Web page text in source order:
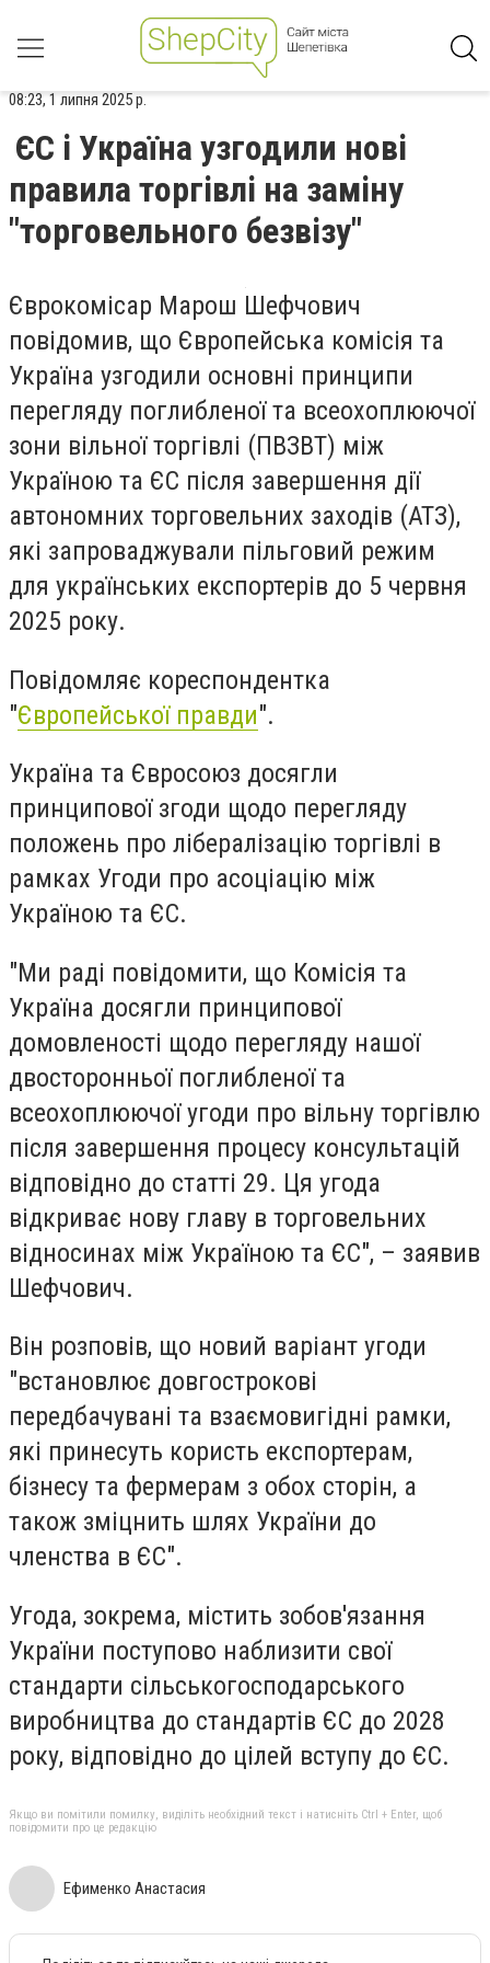
08:23, 1 липня 2025 р.
ЄС і Україна узгодили нові
правила торгівлі на заміну
"торговельного безвізу"
Єврокомісар Марош Шефчович
повідомив, що Європейська комісія та
Україна узгодили основні принципи
перегляду поглибленої та всеохоплюючої
зони вільної торгівлі (ПВЗВТ) між
Україною та ЄС після завершення дії
автономних торговельних заходів (АТЗ),
які запроваджували пільговий режим
для українських експортерів до 5 червня
2025 року.
Повідомляє кореспондентка
"Європейської правди".
Україна та Євросоюз досягли
принципової згоди щодо перегляду
положень про лібералізацію торгівлі в
рамках Угоди про асоціацію між
Україною та ЄС.
"Ми раді повідомити, що Комісія та
Україна досягли принципової
домовленості щодо перегляду нашої
двосторонньої поглибленої та
всеохоплюючої угоди про вільну торгівлю
після завершення процесу консультацій
відповідно до статті 29. Ця угода
відкриває нову главу в торговельних
відносинах між Україною та ЄС", – заявив
Шефчович.
Він розповів, що новий варіант угоди
"встановлює довгострокові
передбачувані та взаємовигідні рамки,
які принесуть користь експортерам,
бізнесу та фермерам з обох сторін, а
також зміцнить шлях України до
членства в ЄС".
Угода, зокрема, містить зобов'язання
України поступово наблизити свої
стандарти сільськогосподарського
виробництва до стандартів ЄС до 2028
року, відповідно до цілей вступу до ЄС.
Якщо ви помітили помилку, виділіть необхідний текст і натисніть Ctrl + Enter, щоб
повідомити про це редакцію
Ефименко Анастасия